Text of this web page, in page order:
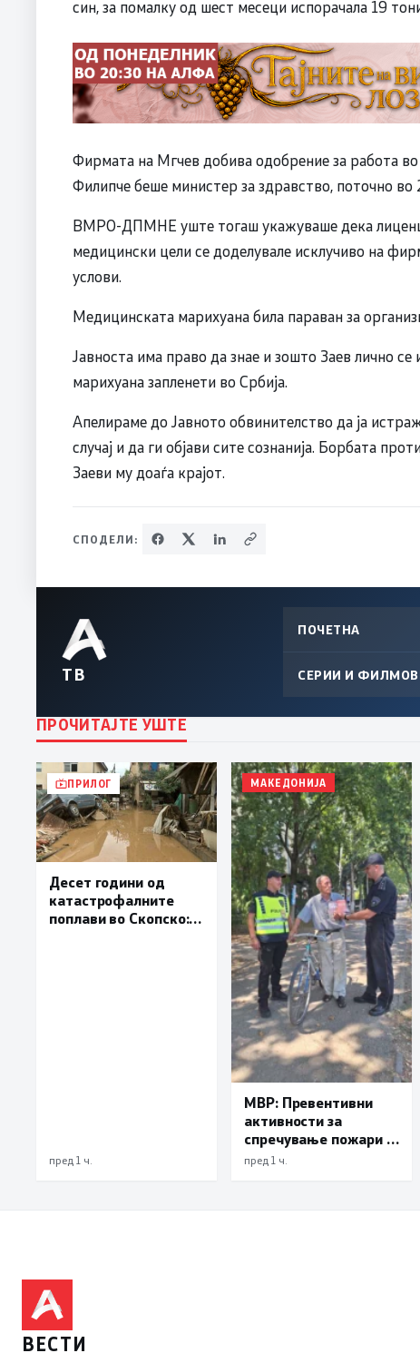
син, за помалку од шест месеци испорачала 19
Фирмата на Мгчев добива одобрение за работа
Филипче беше министер за здравство, поточно во
ВМРО-ДПМНЕ уште тогаш укажуваше дека
медицински цели се доделувале исклучиво на
услови.
Медицинската марихуана била параван за
Јавноста има право да знае и зошто Заев лично се
марихуана запленети во Србија.
Апелираме до Јавното обвинителство да ја
случај и да ги објави сите сознанија. Борбата
Заеви му доаѓа крајот.
СПОДЕЛИ:
ТВ
ПОЧЕТНА
СЕРИИ И
ПРОЧИТАЈТЕ УШТЕ
ПРИЛОГ
Десет години од
катастрофалните
поплави во Скопско:
пред 1 ч.
МАКЕДОНИЈА
МВР: Превентивни
активности за
спречување пожари и
имотни деликти, како
пред 1 ч.
ВЕСТИ